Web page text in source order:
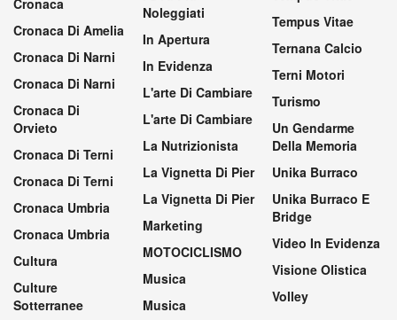
Cronaca
Cronaca Di Amelia
Cronaca Di Narni
Cronaca Di Narni
Cronaca Di
Orvieto
Cronaca Di Terni
Cronaca Di Terni
Cronaca Umbria
Cronaca Umbria
Cultura
Culture
Sotterranee
Noleggiati
In Apertura
In Evidenza
L'arte Di Cambiare
L'arte Di Cambiare
La Nutrizionista
La Vignetta Di Pier
La Vignetta Di Pier
Marketing
MOTOCICLISMO
Musica
Musica
Tempus Vitae
Ternana Calcio
Terni Motori
Turismo
Un Gendarme
Della Memoria
Unika Burraco
Unika Burraco E
Bridge
Video In Evidenza
Visione Olistica
Volley